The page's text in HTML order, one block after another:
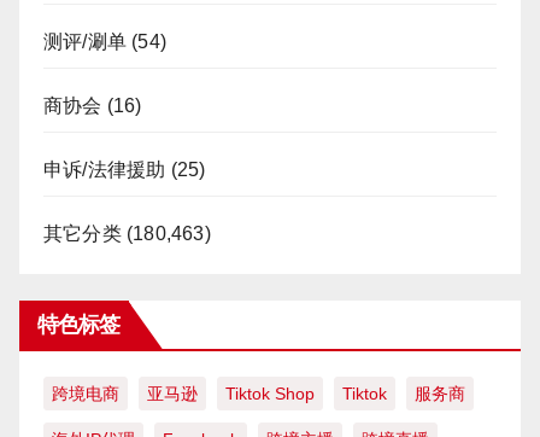
测评/涮单 (54)
商协会 (16)
申诉/法律援助 (25)
其它分类(180,463)
特色标签
跨境电商 亚马逊 Tiktok Shop Tiktok 服务商